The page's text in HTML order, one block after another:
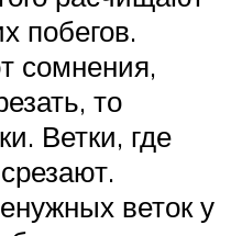
побегов.
сомнения,
то
Ветки, где
веток у